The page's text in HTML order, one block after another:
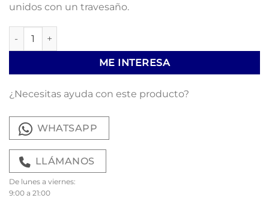
unidos con un travesaño.
Litera Montesori cantidad
ME INTERESA
¿Necesitas ayuda con este producto?
WHATSAPP
LLÁMANOS
De lunes a viernes:
9:00 a 21:00